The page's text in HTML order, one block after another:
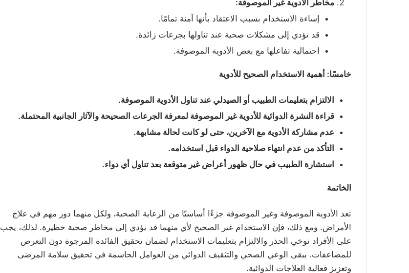
مخاطر الأدوية غير الموصوفة:
إساءة الاستخدام بسبب الاعتقاد بأنها آمنة تمامًا.
قد تؤدي إلى مشكلات صحية عند تناولها بجرعات زائدة.
احتمالية تفاعلها مع بعض الأدوية الموصوفة.
خامسًا: أهمية الاستخدام الصحيح للأدوية
الالتزام بتعليمات الطبيب أو الصيدلي عند تناول الأدوية الموصوفة.
قراءة النشرة الدوائية للأدوية غير الموصوفة لمعرفة الجرعات الصحيحة والآثار الجانبية المحتملة.
عدم مشاركة الأدوية مع الآخرين، حتى لو كانت لحالة مشابهة.
التأكد من عدم انتهاء صلاحية الدواء قبل استخدامه.
استشارة الطبيب في حال ظهور أعراض غير متوقعة بعد تناول أي دواء.
الخاتمة
تعد الأدوية الموصوفة وغير الموصوفة جزءًا أساسيًا من الرعاية الصحية، ولكل منهما دور مهم في علاج
الأمراض. ومع ذلك، فإن الاستخدام غير الصحيح لأي منهما قد يؤدي إلى مخاطر صحية خطيرة. لذلك، يجب
على الأفراد توخي الحذر والالتزام بتعليمات الاستخدام لضمان تحقيق الفائدة المرجوة دون التعرض
للمضاعفات. يبقى الوعي الصحي والتثقيف الدوائي من العوامل الحاسمة في تحقيق سلامة المرضى
وتعزيز فعالية العلاجات الدوائية.